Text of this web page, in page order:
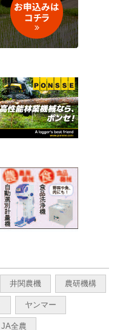
井関農機 農研機構
ヤンマー
JA全農